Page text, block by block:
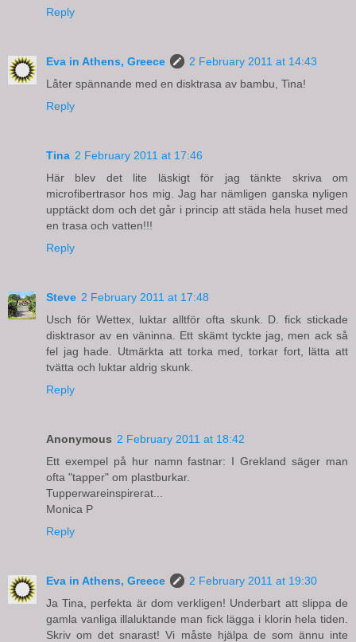
Reply
Eva in Athens, Greece
2 February 2011 at 14:43
Låter spännande med en disktrasa av bambu, Tina!
Reply
Tina 2 February 2011 at 17:46
Här blev det lite läskigt för jag tänkte skriva om
microfibertrasor hos mig. Jag har nämligen ganska nyligen
upptäckt dom och det går i princip att städa hela huset med
en trasa och vatten!!!
Reply
Steve 2 February 2011 at 17:48
Usch för Wettex, luktar alltför ofta skunk. D. fick stickade
disktrasor av en väninna. Ett skämt tyckte jag, men ack så
fel jag hade. Utmärkta att torka med, torkar fort, lätta att
tvätta och luktar aldrig skunk.
Reply
Anonymous 2 February 2011 at 18:42
Ett exempel på hur namn fastnar: I Grekland säger man
ofta "tapper" om plastburkar.
Tupperwareinspirerat...
Monica P
Reply
Eva in Athens, Greece
2 February 2011 at 19:30
Ja Tina, perfekta är dom verkligen! Underbart att slippa de
gamla vanliga illaluktande man fick lägga i klorin hela tiden.
Skriv om det snarast! Vi måste hjälpa de som ännu inte